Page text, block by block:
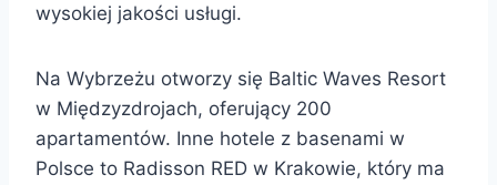
wysokiej jakości usługi.
Na Wybrzeżu otworzy się Baltic Waves Resort
w Międzyzdrojach, oferujący 200
apartamentów. Inne hotele z basenami w
Polsce to Radisson RED w Krakowie, który ma